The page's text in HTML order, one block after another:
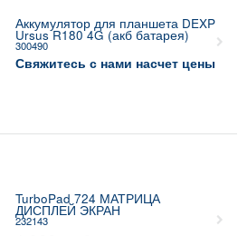
Аккумулятор для планшета DEXP
Ursus R180 4G (акб батарея)
300490
Свяжитесь с нами насчет цены
TurboPad 724 МАТРИЦА
ДИСПЛЕЙ ЭКРАН
232143